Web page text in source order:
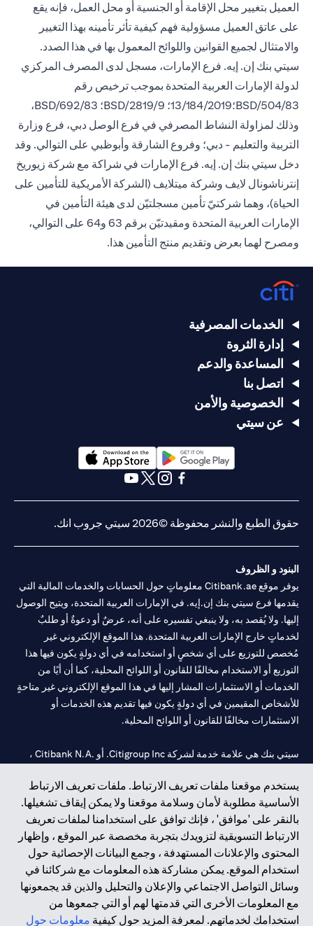
العميل بتغيير محل الإقامة أو الجنسية أو محل العمل، فإنه يقع
على عاتق العميل مسؤولية فهم كيفية تأثر تأمينه بهذا التغيير
والامتثال لجميع القوانين واللوائح المعمول بها في هذا الصدد.
سيتي بنك إن. إيه. فرع الإمارات، مسجل لدى المصرف المركزي
لدولة الإمارات العربية المتحدة بموجب ترخيص رقم
BSD/504/83؛13/184/2019؛ BSD/2819/9؛ BSD/692/83،
وذلك لمزاولة النشاط المصرفي في فرع الوصل دبي، فرع وزارة
التربية والتعليم - دبي؛ وفروع الشارقة وأبوظبي على التوالي. وقد
دخل سيتي بنك إن. إيه. فرع الإمارات في شراكة مع شركة زيوريخ
إنترناشونال لايف وشركة ميتلايف (الشركة الأمريكية للتأمين على
الحياة)، وهما شركتيّ تأمين مسجلتيّن لدى هيئة التأمين في
الإمارات العربية المتحدة ومقيدتيّن برقم 63 و64 على التوالي،
ومصرح لهما بعرض وتقديم منتج التأمين هذا.
يستخدم موقعنا ملفات تعريف الارتباط. ملفات تعريف الارتباط
الأساسية مطلوبة لأمان وسلامة موقعنا ولا يمكن إيقاف تشغيلها.
بالنقر على 'موافق' ، فإنك توافق على استخدامنا لملفات تعريف
الارتباط التسويقية لتزويدك بتجربة مخصصة عبر الموقع ، وإظهار
المحتوى والإعلانات المستهدفة ، وجمع البيانات الإحصائية حول
استخدام الموقع. يمكن مشاركة هذه المعلومات مع شركائنا في
وسائل التواصل الاجتماعي والإعلان والتحليل والذين قد يجمعونها
مع المعلومات الأخرى التي قدمتها لهم أو التي جمعوها من
استخدامك لخدماتهم. لمعرفة المزيد حول كيفية معلومات حول
الخدمات المصرفية
إدارة الثروة
المساعدة والدعم
اتصل بنا
الخصوصية والأمن
عن سيتي
(opens in a new tab)
حقوق الطبع والنشر محفوظة ©2026 سيتي جروب انك.
البنود و الظروف
يوفر موقع Citibank.ae معلوماتٍ حول الحسابات والخدمات المالية التي
يقدمها فرع سيتي بنك إن.إيه. في الإمارات العربية المتحدة، ويتيح الوصول
إليها. ولا يُقصد به، ولا ينبغي تفسيره على أنه، عرضٌ أو دعوةٌ أو طلبٌ
لخدماتٍ خارج الإمارات العربية المتحدة. هذا الموقع الإلكتروني غير
مُخصص للتوزيع على أي شخصٍ أو استخدامه في أي دولةٍ يكون فيها هذا
التوزيع أو الاستخدام مخالفًا للقانون أو اللوائح المحلية، كما أن أيًا من
الخدمات أو الاستثمارات المشار إليها في هذا الموقع الإلكتروني غير متاحةٍ
للأشخاص المقيمين في أي دولةٍ يكون فيها تقديم هذه الخدمات أو
الاستثمارات مخالفًا للقانون أو اللوائح المحلية.
سيتي بنك هي علامة خدمة لشركة Citigroup Inc. أو .Citibank N.A ،
سيتي بنك إن. إيه. الإمارات مسجل لدى مصرف الإمارات المركزي تحت
أرقام التراخيص 202563 لفرع الوصل في دبي، 531989 لفرع مول
الإمارات في دبي، وCN-1002019لفرع أبوظبي. هاتف: 4000 311 04.
فرع سيتي بنك إن إيه - الإمارات العربية المتحدة مرخص من مصرف
الإمارات العربية المتحدة المركزي كفرع لبنك أجنبي.
سيتي بنك إن إيه الإمارات العربية المتحدة مرخص من هيئة الأوراق المالية
والسلع في الإمارات العربية المتحدة ("SCA") للقيام بالنشاط المالي لـ أ)
الاستشارات المالية والتعريف والترويج بموجب ترخيص رقم